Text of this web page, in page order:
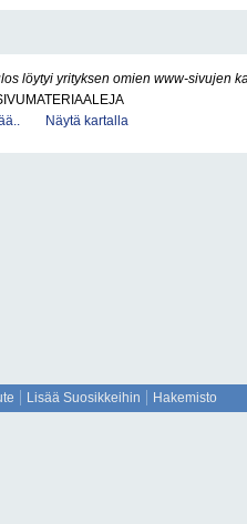
löytyi yrityksen omien www-sivujen
Näytä kartalla
Lisää Suosikkeihin Hakemisto